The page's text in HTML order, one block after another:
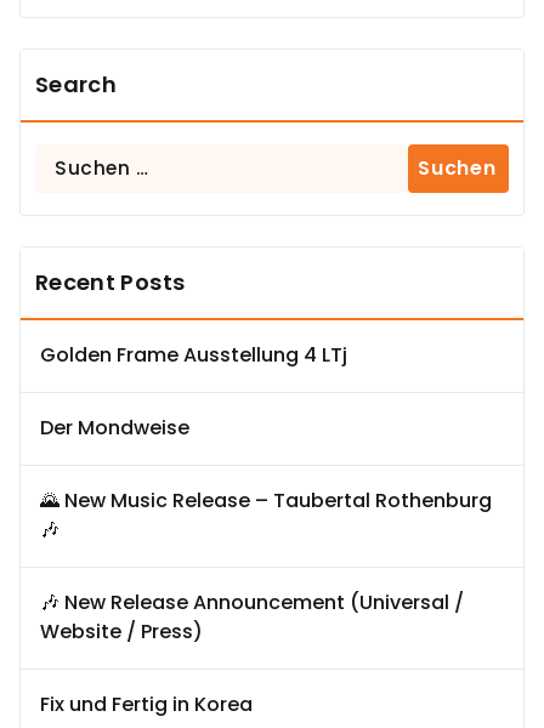
Search
Suchen
Recent Posts
Golden Frame Ausstellung 4 LTj
Der Mondweise
🌄 New Music Release – Taubertal Rothenburg
🎶
🎶 New Release Announcement (Universal /
Website / Press)
Fix und Fertig in Korea